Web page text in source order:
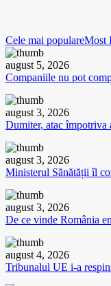
Cele mai populareMost
august 5, 2026
Companiile nu pot
august 3, 2026
Dumiter, atac
august 3, 2026
Ministerul Sănătății îl
august 3, 2026
De ce vinde România
august 4, 2026
Tribunalul UE i-a